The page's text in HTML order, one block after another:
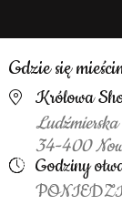
Gdzie się
Królowa
34-400
Godziny